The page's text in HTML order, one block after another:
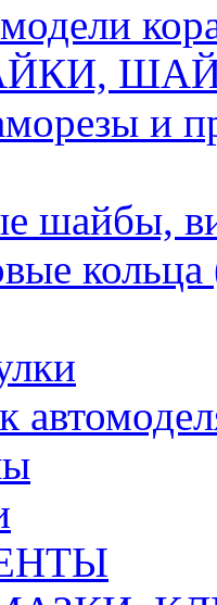
и
шайбы,